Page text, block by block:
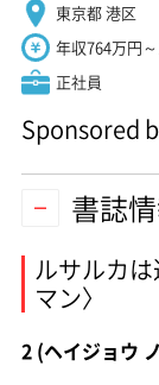
東京都 港区
年収764万円
正社員
Sponsored
書誌
ルサルカ
マン〉
2 (ヘイジョウ